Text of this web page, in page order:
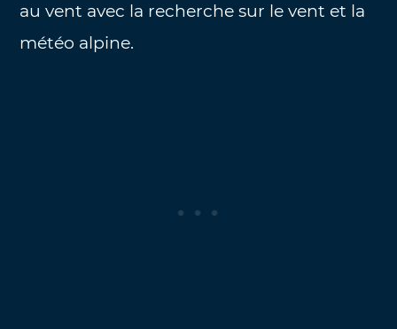
au vent avec la recherche sur le vent et la
météo alpine.